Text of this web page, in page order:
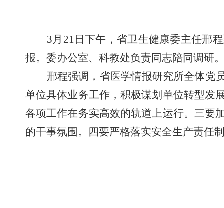
3月21日下午，省卫生健康委主任邢
报。委办公室、科教处负责同志陪同调研
邢程强调，省医学情报研究所全体党
单位具体业务工作，积极谋划单位转型发
各项工作在务实高效的轨道上运行。三要
的干事氛围。四要严格落实安全生产责任